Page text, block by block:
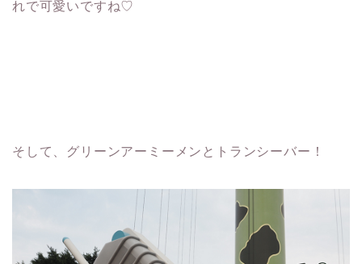
れで可愛いですね♡
そして、グリーンアーミーメンとトランシーバー！